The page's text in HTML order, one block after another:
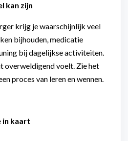
kan zijn
krijg je waarschijnlijk veel
bijhouden, medicatie
bij dagelijkse activiteiten.
overweldigend voelt. Zie het
proces van leren en wennen.
in kaart